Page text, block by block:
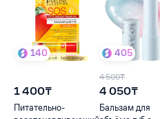
140
1 400₸
Питательно-
405
4 500₸
4 050₸
Бальзам для